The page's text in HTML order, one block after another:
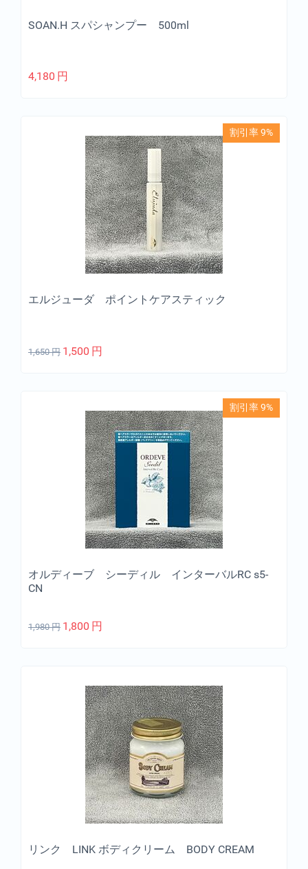
SOAN.H スパシャンプー 500ml
4,180 円
割引率 9%
エルジューダ ポイントケアスティック
1,650 円 1,500 円
割引率 9%
オルディーブ シーディル インターバルRC s5-
CN
1,980 円 1,800 円
リンク LINK ボディクリーム BODY CREAM